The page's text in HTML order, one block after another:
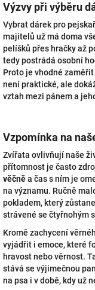
Výzvy při výběru
Vybrat dárek pro
majitelů už má doma
pelíšků přes hračky až
tedy postrádá osobní
Proto je vhodné
není praktické, ale
vztah mezi pánem a
Vzpomínka na
Zvířata ovlivňují naše
přítomnost je často
věčněa čas s ním je
na významu. Ručně
pokladem, který
strávené se čtyřnohým
Kromě zachycení
vyjádřit i emoce, které
hravost nebo věrnost.
stává se výjimečnou
na psa i v době, kdy už